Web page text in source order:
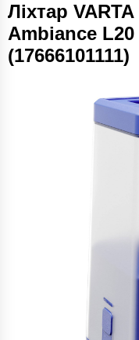
Ліхтар
Ambiance L20
(17666101111)